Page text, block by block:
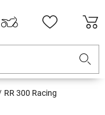
RR 300 Racing